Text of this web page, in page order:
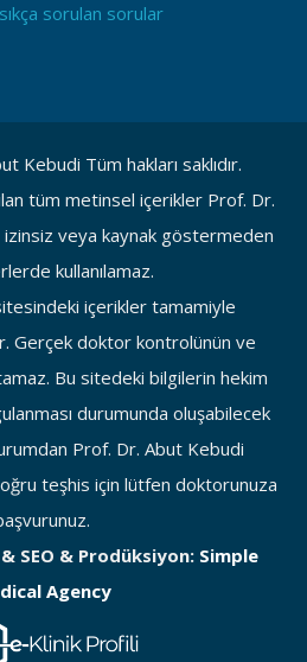
sorulan sorular
Kebudi Tüm hakları saklıdır.
tüm metinsel içerikler Prof. Dr.
veya kaynak göstermeden
kullanılamaz.
içerikler tamamiyle
Gerçek doktor kontrolünün ve
Bu sitedeki bilgilerin hekim
durumunda oluşabilecek
Prof. Dr. Abut Kebudi
teşhis için lütfen doktorunuza
SEO & Prodüksiyon: Simple
Agency